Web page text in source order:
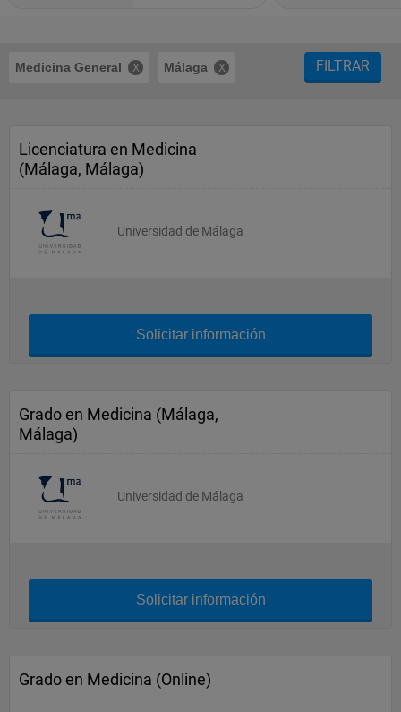
Medicina General Málaga FILTRAR
Licenciatura en Medicina
(Málaga, Málaga)
Universidad de Málaga
Solicitar información
Grado en Medicina (Málaga,
Málaga)
Universidad de Málaga
Solicitar información
Grado en Medicina (Online)